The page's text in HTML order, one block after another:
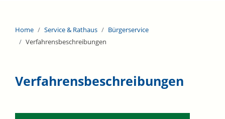
Home Service & Rathaus
Bürgerservice
Verfahrensbeschreibungen
Verfahrensbeschreibungen